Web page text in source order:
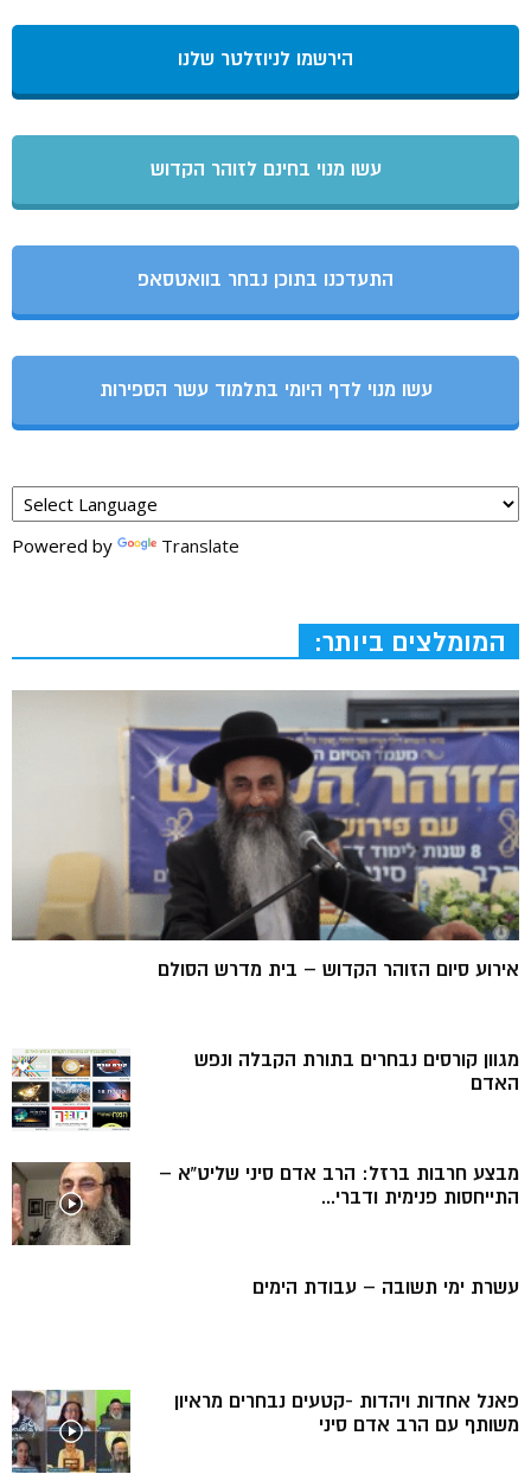
הירשמו לניוזלטר שלנו
עשו מנוי בחינם לזוהר הקדוש
התעדכנו בתוכן נבחר בוואטסאפ
עשו מנוי לדף היומי בתלמוד עשר הספירות
Powered by Translate
המומלצים ביותר:
אירוע סיום הזוהר הקדוש – בית מדרש הסולם
מגוון קורסים נבחרים בתורת הקבלה ונפש
האדם
מבצע חרבות ברזל: הרב אדם סיני שליט”א –
התייחסות פנימית ודברי...
עשרת ימי תשובה – עבודת הימים
פאנל אחדות ויהדות -קטעים נבחרים מראיון
משותף עם הרב אדם סיני